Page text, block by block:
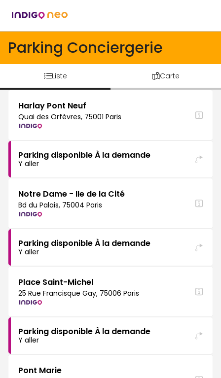
Parking Conciergerie
Liste Carte
Harlay Pont Neuf
Quai des Orfèvres, 75001 Paris
Parking disponible À la demande
Y aller
Notre Dame - Ile de la Cité
Bd du Palais, 75004 Paris
Parking disponible À la demande
Y aller
Place Saint-Michel
25 Rue Francisque Gay, 75006 Paris
Parking disponible À la demande
Y aller
Pont Marie